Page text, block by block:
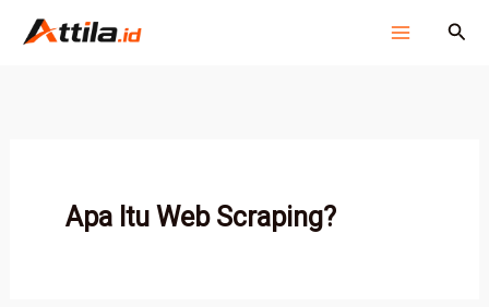
Lewati
Cari
Apa Itu Web Scraping?
untuk: